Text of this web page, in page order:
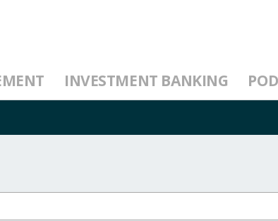
INVESTMENT BANKING